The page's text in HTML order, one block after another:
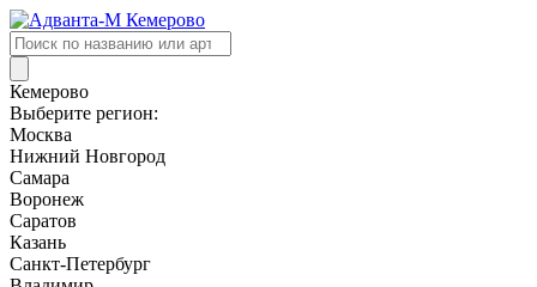
Поиск
товаров
Кемерово
Выберите регион:
Москва
Нижний Новгород
Самара
Воронеж
Саратов
Казань
Санкт-Петербург